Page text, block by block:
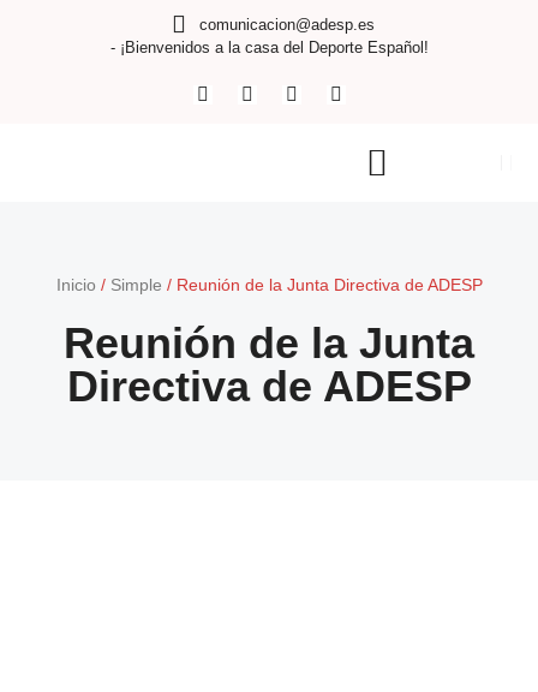
comunicacion@adesp.es
- ¡Bienvenidos a la casa del Deporte Español!
Inicio / Simple / Reunión de la Junta Directiva de ADESP
Reunión de la Junta
Directiva de ADESP